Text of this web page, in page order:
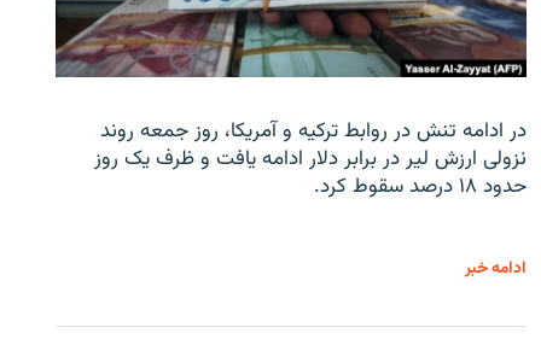
در ادامه تنش در روابط ترکیه و آمریکا، روز جمعه روند
نزولی ارزش لیر در برابر دلار ادامه یافت و ظرف یک روز
حدود ۱۸ درصد سقوط کرد.
ادامه خبر